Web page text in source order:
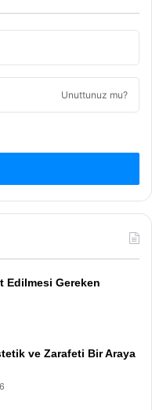
Unuttunuz mu?
Edilmesi Gereken
ve Zarafeti Bir Araya